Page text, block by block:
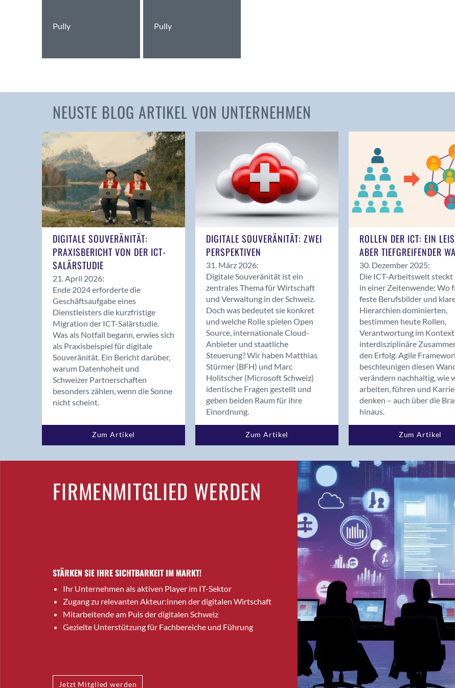
Benken (SG)
Bergdietikon
Berlin
Bern - Liebefeld
Bern-Zollikofen
Biel/Bienne
Bonstetten
Bottighofen
Bremgarten bei Bern
Brig
Brugg
Brugg AG
Brütten
Bubendorf
Bubikon
Buchs (SG)
Burgdorf
Bäretswil
Bülach
Cazis
Davos Platz
Davos Platz 1
Dierikon
Pully Pully
NEUSTE BLOG ARTIKEL VON UNTERNEHMEN
DIGITALE SOUVERÄNITÄT:
PRAXISBERICHT VON DER ICT-
SALÄRSTUDIE
21. April 2026:
Ende 2024 erforderte die
Geschäftsaufgabe eines
Dienstleisters die kurzfristige
Migration der ICT-Salärstudie.
Was als Notfall begann, erwies sich
als Praxisbeispiel für digitale
Souveränität. Ein Bericht darüber,
warum Datenhoheit und
Schweizer Partnerschaften
besonders zählen, wenn die Sonne
nicht scheint.
Zum Artikel
DIGITALE SOUVERÄNITÄT: ZWEI
PERSPEKTIVEN
31. März 2026:
Digitale Souveränität ist ein
zentrales Thema für Wirtschaft
und Verwaltung in der Schweiz.
Doch was bedeutet sie konkret
und welche Rolle spielen Open
Source, internationale Cloud-
Anbieter und staatliche
Steuerung? Wir haben Matthias
Stürmer (BFH) und Marc
Holitscher (Microsoft Schweiz)
identische Fragen gestellt und
geben beiden Raum für ihre
Einordnung.
Zum Artikel
ROLLEN DER ICT: EIN
ABER TIEFGREIFENDER
30. Dezember 2025:
Die ICT-Arbeitswelt
in einer Zeitenwende: Wo
feste Berufsbilder und
Hierarchien dominierten,
bestimmen heute Rollen,
Verantwortung im
interdisziplinäre
den Erfolg. Agile
beschleunigen diesen
verändern nachhaltig, wie
arbeiten, führen und
denken – auch über die
hinaus.
Zum Artikel
FIRMENMITGLIED WERDEN
STÄRKEN SIE IHRE SICHTBARKEIT IM MARKT!
Ihr Unternehmen als aktiven Player im IT-Sektor
Zugang zu relevanten Akteur:innen der digitalen Wirtschaft
Mitarbeitende am Puls der digitalen Schweiz
Gezielte Unterstützung für Fachbereiche und Führung
Jetzt Mitglied werden